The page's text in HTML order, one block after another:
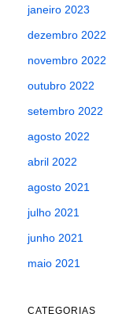
janeiro 2023
dezembro 2022
novembro 2022
outubro 2022
setembro 2022
agosto 2022
abril 2022
agosto 2021
julho 2021
junho 2021
maio 2021
CATEGORIAS